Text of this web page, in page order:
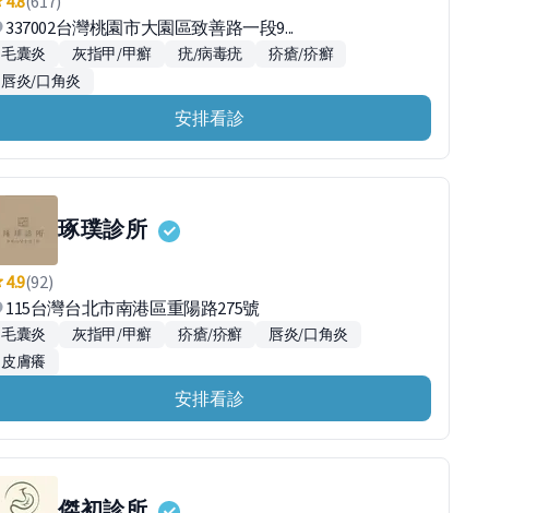
337002台灣桃園市大園區致善路一段9...
毛囊炎 灰指甲/甲癬 疣/病毒疣
疥瘡/疥癬
唇炎/口角炎
安排看診
琢璞診所
4.9(92)
115台灣台北市南港區重陽路275號
毛囊炎 灰指甲/甲癬 疥瘡/疥癬
唇炎/口角炎
皮膚癢
安排看診